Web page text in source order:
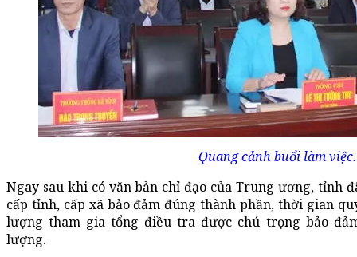
Quang cảnh buổi làm việc.
Ngay sau khi có văn bản chỉ đạo của Trung ương, tỉnh
cấp tỉnh, cấp xã bảo đảm đúng thành phần, thời gian
lượng tham gia tổng điều tra được chú trọng bảo
lượng.